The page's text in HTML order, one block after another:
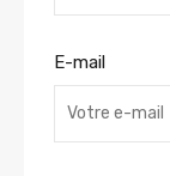
E-mail